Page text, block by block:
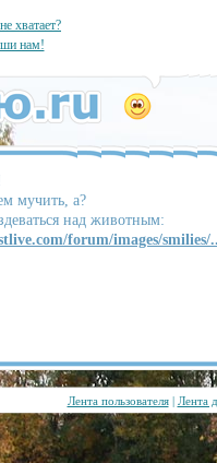
хватает?
нам!
мучить, а?
над животным:
forum/images/smilies/
Лента пользователя| Лента